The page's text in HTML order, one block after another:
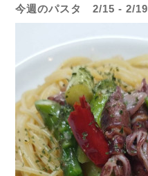
今週のパスタ 2/15 - 2/19